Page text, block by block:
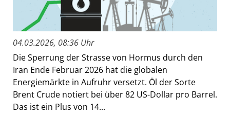
04.03.2026, 08:36 Uhr
Die Sperrung der Strasse von Hormus durch den
Iran Ende Februar 2026 hat die globalen
Energiemärkte in Aufruhr versetzt. Öl der Sorte
Brent Crude notiert bei über 82 US-Dollar pro Barrel.
Das ist ein Plus von 14...